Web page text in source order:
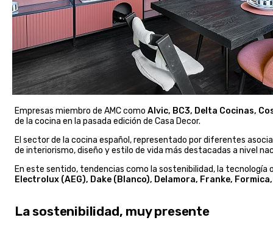
Empresas miembro de AMC como Alvic, BC3, Delta Cocinas,
de la cocina en la pasada edición de Casa Decor.
El sector de la cocina español, representado por diferentes
de interiorismo, diseño y estilo de vida más destacadas a nivel
En este sentido, tendencias como la sostenibilidad, la
Electrolux (AEG), Dake (Blanco), Delamora, Franke,
La sostenibilidad, muy presente